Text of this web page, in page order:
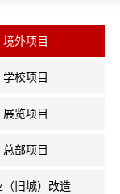
境外项目
学校项目
展览项目
总部项目
（旧城）改造